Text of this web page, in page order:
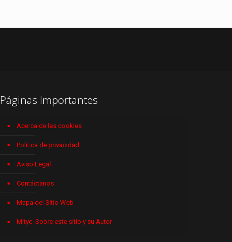
Páginas Importantes
Acerca de las cookies
Política de privacidad
Aviso Legal
Contáctanos
Mapa del Sitio Web
Mityc: Sobre este sitio y su Autor